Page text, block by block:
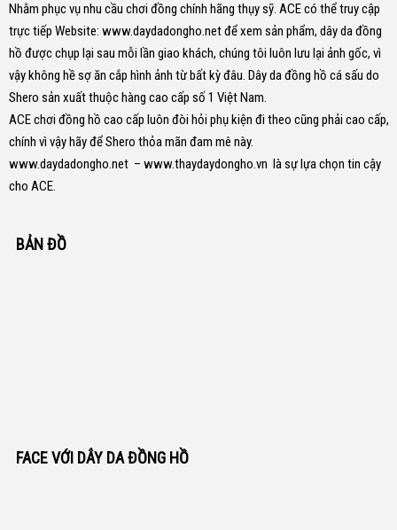
Nhằm phục vụ nhu cầu chơi đồng chính hãng thụy sỹ. ACE có thể truy cập
trực tiếp Website: www.daydadongho.netđể xem sản phẩm, dây da đồng
hồ được chụp lại sau mỗi lần giao khách, chúng tôi luôn lưu lại ảnh gốc, vì
vậy không hề sợ ăn cắp hình ảnh từ bất kỳ đâu. Dây da đồng hồ cá sấu do
Shero sản xuất thuộc hàng cao cấp số 1 Việt Nam.
ACE chơi đồng hồ cao cấp luôn đòi hỏi phụ kiện đi theo cũng phải cao cấp,
chính vì vậy hãy để Shero thỏa mãn đam mê này.
www.daydadongho.net – www.thaydaydongho.vn là sự lựa chọn tin cậy
cho ACE.
BẢN ĐỒ
FACE VỚI DÂY DA ĐỒNG HỒ